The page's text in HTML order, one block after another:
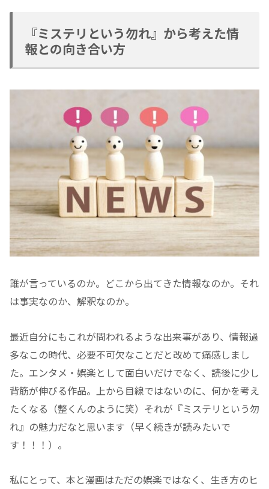
『ミステリという勿れ』から考えた情
報との向き合い方
誰が言っているのか。どこから出てきた情報なのか。それ
は事実なのか、解釈なのか。
最近自分にもこれが問われるような出来事があり、情報過
多なこの時代、必要不可欠なことだと改めて痛感しまし
た。エンタメ・娯楽として面白いだけでなく、読後に少し
背筋が伸びる作品。上から目線ではないのに、何かを考え
たくなる（整くんのように笑）それが『ミステリという勿
れ』の魅力だなと思います（早く続きが読みたいで
す！！！）。
私にとって、本と漫画はただの娯楽ではなく、生き方のヒ